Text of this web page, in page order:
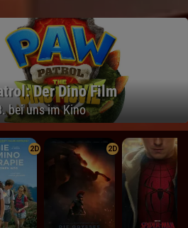
Der Dino Film
bei uns im Kino
2D 2D